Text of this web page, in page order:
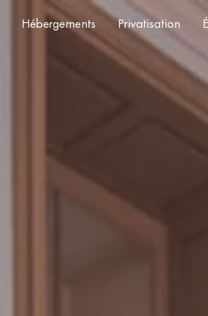
Hébergements Privatisation